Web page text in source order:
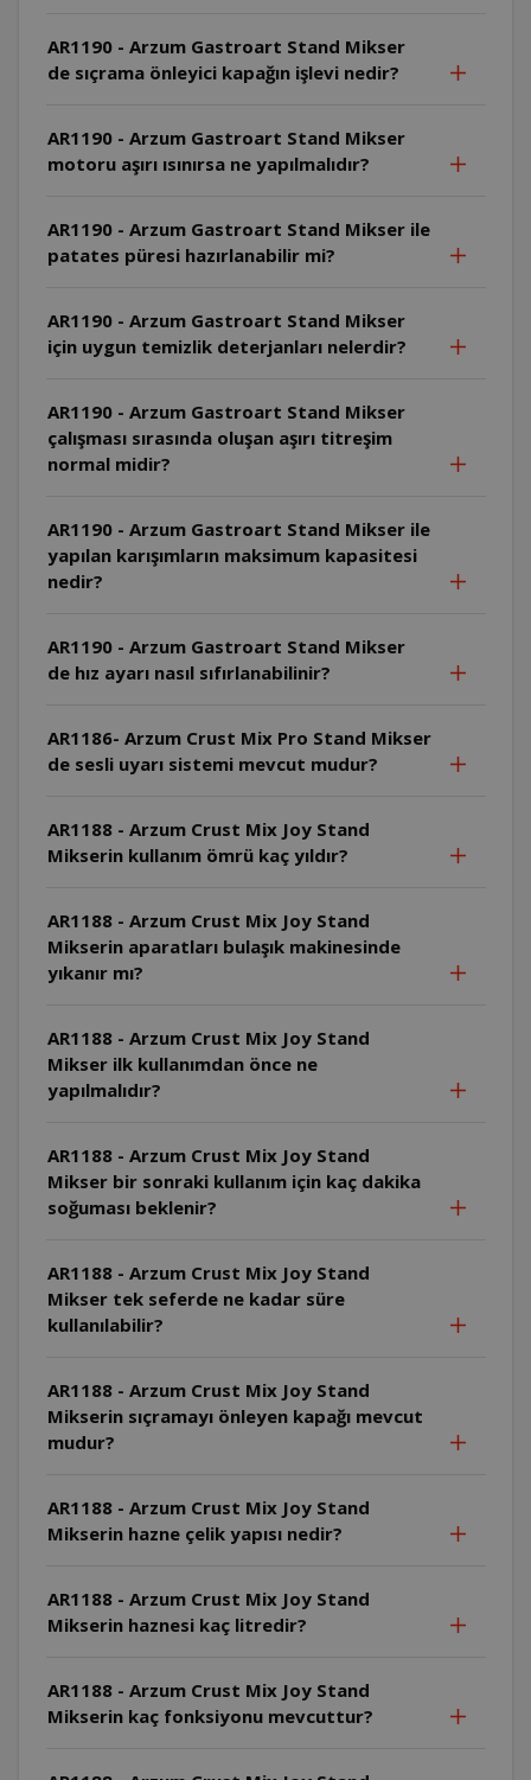
AR1190 - Arzum Gastroart Stand Mikser
de sıçrama önleyici kapağın işlevi nedir?
AR1190 - Arzum Gastroart Stand Mikser
motoru aşırı ısınırsa ne yapılmalıdır?
AR1190 - Arzum Gastroart Stand Mikser ile
patates püresi hazırlanabilir mi?
AR1190 - Arzum Gastroart Stand Mikser
için uygun temizlik deterjanları nelerdir?
AR1190 - Arzum Gastroart Stand Mikser
çalışması sırasında oluşan aşırı titreşim
normal midir?
AR1190 - Arzum Gastroart Stand Mikser ile
yapılan karışımların maksimum kapasitesi
nedir?
AR1190 - Arzum Gastroart Stand Mikser
de hız ayarı nasıl sıfırlanabilinir?
AR1186- Arzum Crust Mix Pro Stand Mikser
de sesli uyarı sistemi mevcut mudur?
AR1188 - Arzum Crust Mix Joy Stand
Mikserin kullanım ömrü kaç yıldır?
AR1188 - Arzum Crust Mix Joy Stand
Mikserin aparatları bulaşık makinesinde
yıkanır mı?
AR1188 - Arzum Crust Mix Joy Stand
Mikser ilk kullanımdan önce ne
yapılmalıdır?
AR1188 - Arzum Crust Mix Joy Stand
Mikser bir sonraki kullanım için kaç dakika
soğuması beklenir?
AR1188 - Arzum Crust Mix Joy Stand
Mikser tek seferde ne kadar süre
kullanılabilir?
AR1188 - Arzum Crust Mix Joy Stand
Mikserin sıçramayı önleyen kapağı mevcut
mudur?
AR1188 - Arzum Crust Mix Joy Stand
Mikserin hazne çelik yapısı nedir?
AR1188 - Arzum Crust Mix Joy Stand
Mikserin haznesi kaç litredir?
AR1188 - Arzum Crust Mix Joy Stand
Mikserin kaç fonksiyonu mevcuttur?